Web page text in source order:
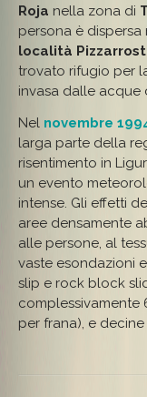
Roja nella zona di
persona è
località
trovato rifugio per
invasa dalle acque
Nel novembre
larga parte della
risentimento in
un evento
intense. Gli effetti
aree densamente
alle persone, al
vaste esondazioni
slip e rock block
complessivamente
per frana), e decine